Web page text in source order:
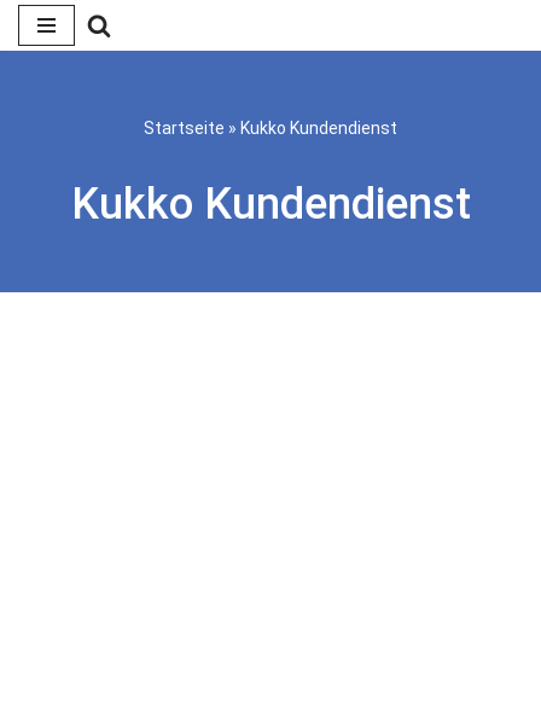
Startseite » Kukko Kundendienst
Kukko Kundendienst